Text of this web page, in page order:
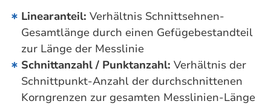
Linearanteil: Verhältnis Schnittsehnen-
Gesamtlänge durch einen Gefügebestandteil
zur Länge der Messlinie
Schnittanzahl / Punktanzahl: Verhältnis der
Schnittpunkt-Anzahl der durchschnittenen
Korngrenzen zur gesamten Messlinien-Länge